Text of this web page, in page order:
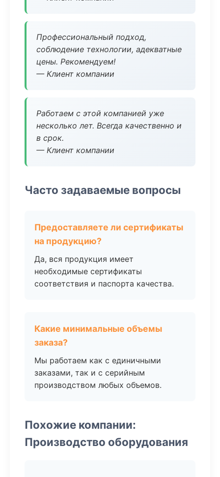
Профессиональный подход,
соблюдение технологии, адекватные
цены. Рекомендуем!
— Клиент компании
Работаем с этой компанией уже
несколько лет. Всегда качественно и
в срок.
— Клиент компании
Часто задаваемые вопросы
Предоставляете ли сертификаты
на продукцию?
Да, вся продукция имеет
необходимые сертификаты
соответствия и паспорта качества.
Какие минимальные объемы
заказа?
Мы работаем как с единичными
заказами, так и с серийным
производством любых объемов.
Похожие компании:
Производство оборудования